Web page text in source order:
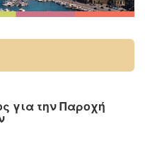
για την Παροχή